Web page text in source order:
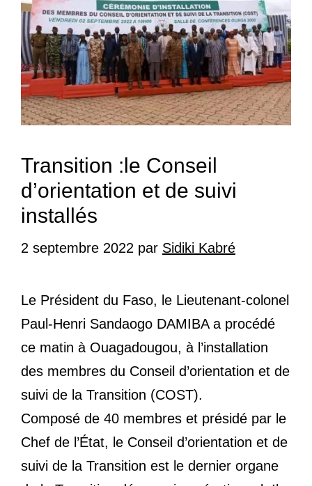
Transition :le Conseil
d’orientation et de suivi
installés
2 septembre 2022 par Sidiki Kabré
Le Président du Faso, le Lieutenant-colonel
Paul-Henri Sandaogo DAMIBA a procédé
ce matin à Ouagadougou, à l’installation
des membres du Conseil d’orientation et de
suivi de la Transition (COST).
Composé de 40 membres et présidé par le
Chef de l’État, le Conseil d’orientation et de
suivi de la Transition est le dernier organe